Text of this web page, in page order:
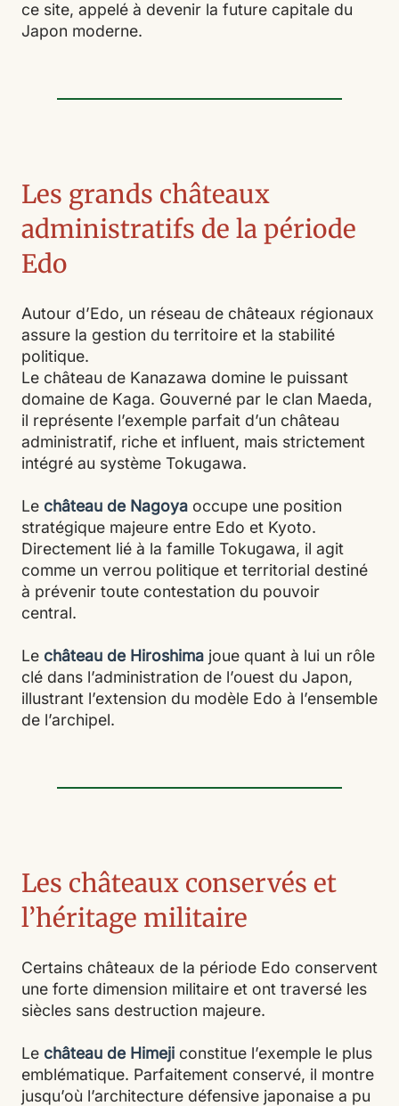
ce site, appelé à devenir la future capitale du
Japon moderne.
Les grands châteaux
administratifs de la période
Edo
Autour d’Edo, un réseau de châteaux régionaux
assure la gestion du territoire et la stabilité
politique.
Le château de Kanazawa domine le puissant
domaine de Kaga. Gouverné par le clan Maeda,
il représente l’exemple parfait d’un château
administratif, riche et influent, mais strictement
intégré au système Tokugawa.
Le château de Nagoya occupe une position
stratégique majeure entre Edo et Kyoto.
Directement lié à la famille Tokugawa, il agit
comme un verrou politique et territorial destiné
à prévenir toute contestation du pouvoir
central.
Le château de Hiroshima joue quant à lui un rôle
clé dans l’administration de l’ouest du Japon,
illustrant l’extension du modèle Edo à l’ensemble
de l’archipel.
Les châteaux conservés et
l’héritage militaire
Certains châteaux de la période Edo conservent
une forte dimension militaire et ont traversé les
siècles sans destruction majeure.
Le château de Himeji constitue l’exemple le plus
emblématique. Parfaitement conservé, il montre
jusqu’où l’architecture défensive japonaise a pu